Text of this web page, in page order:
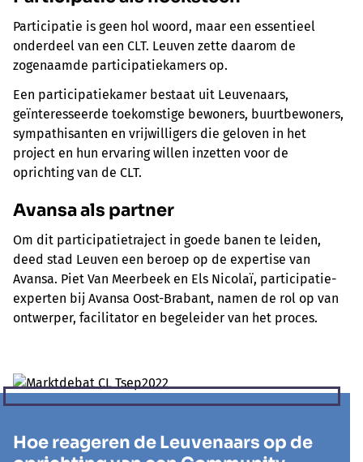
Participatie is geen hol woord, maar een essentieel
onderdeel van een CLT. Leuven zette daarom de
zogenaamde participatiekamers op.
Een participatiekamer bestaat uit Leuvenaars,
geïnteresseerde toekomstige bewoners, buurtbewoners,
sympathisanten en vrijwilligers die geloven in het
project en hun ervaring willen inzetten voor de
oprichting van de CLT.
Avansaals partner
Om dit participatietraject in goede banen te leiden,
deed stad Leuven een beroep op de expertise van
Avansa. Piet Van Meerbeek en Els Nicolaï, participatie-
experten bij Avansa Oost-Brabant, namen de rol op van
ontwerper, facilitator en begeleider van het proces.
Hoe reageren de Leuvenaars op de